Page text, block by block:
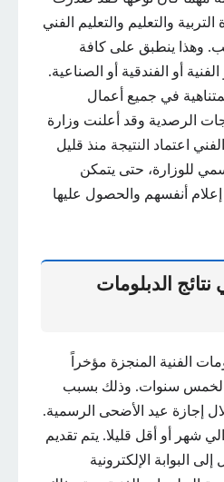
والتعليم والتعليم الفني
وهذا ينطبق على كافة
أو الفندقية أو الصناعية.
في جميع أعمال
الرصدية وقد أعلنت وزارة
الفني اعتماد النتيجة منذ قليل
للوزارة، حتى يتمكن
أنفسهم والحصول عليها
نتائج الدبلومات
الفنية المنجزة مؤخراً
سنوات. وذلك بسبب
إجازة عيد الأضحى الرسمية.
شهر أو أقل قليلا. يتم تقديم
البوابة الإلكترونية